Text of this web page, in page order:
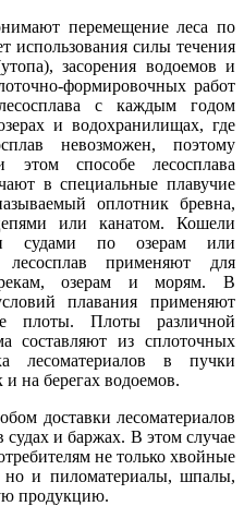
перемещение леса по
использования силы течения
засорения водоемов и
формировочных работ
с каждым годом
и водохранилищах, где
невозможен, поэтому
способе лесосплава
в специальные плавучие
оплотник бревна,
или канатом. Кошели
судами по озерам или
применяют для
озерам и морям. В
плавания применяют
плоты. Плоты различной
составляют из сплоточных
в пучки
и на берегах водоемов.
доставки лесоматериалов
судах и баржах. В этом случае
не только хвойные
но и пиломатериалы, шпалы,
продукцию.